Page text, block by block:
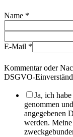
Name *
E-Mail *
Kommentar oder
DSGVO-
Ja, ich
genommen
angegebenen
werden.